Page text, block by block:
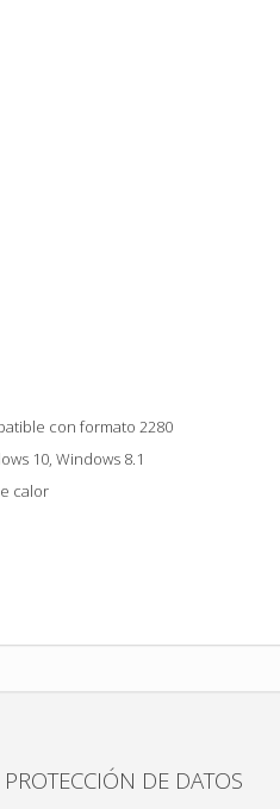
con formato 2280
10, Windows 8.1
calor
DE DATOS